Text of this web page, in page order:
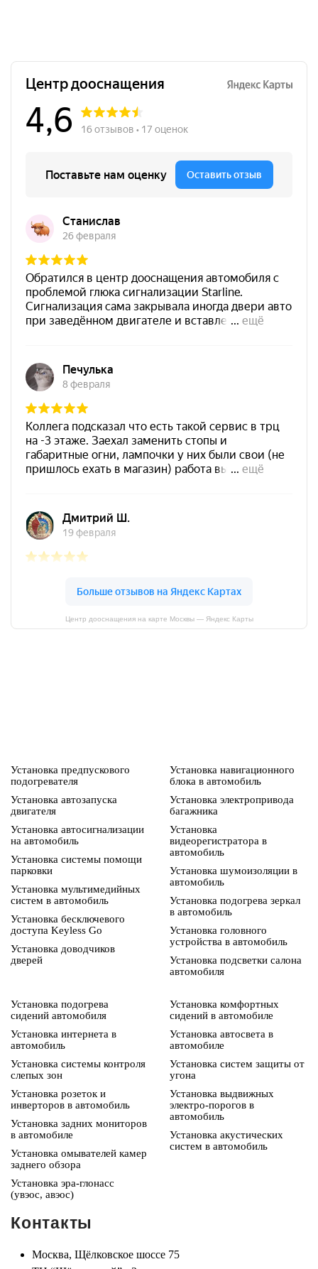
Центр дооснащения на карте Москвы — Яндекс Карты
Установка предпускового
подогревателя
Установка автозапуска
двигателя
Установка автосигнализации
на автомобиль
Установка системы помощи
парковки
Установка мультимедийных
систем в автомобиль
Установка бесключевого
доступа Keyless Go
Установка доводчиков
дверей
Установка навигационного
блока в автомобиль
Установка электропривода
багажника
Установка
видеорегистратора в
автомобиль
Установка шумоизоляции в
автомобиль
Установка подогрева зеркал
в автомобиль
Установка головного
устройства в автомобиль
Установка подсветки салона
автомобиля
Установка подогрева
сидений автомобиля
Установка интернета в
автомобиль
Установка системы контроля
слепых зон
Установка розеток и
инверторов в автомобиль
Установка задних мониторов
в автомобиле
Установка омывателей камер
заднего обзора
Установка эра-глонасс
(увэос, авэос)
Установка комфортных
сидений в автомобиле
Установка автосвета в
автомобиле
Установка систем защиты от
угона
Установка выдвижных
электро-порогов в
автомобиль
Установка акустических
систем в автомобиль
Контакты
Москва, Щёлковское шоссе 75